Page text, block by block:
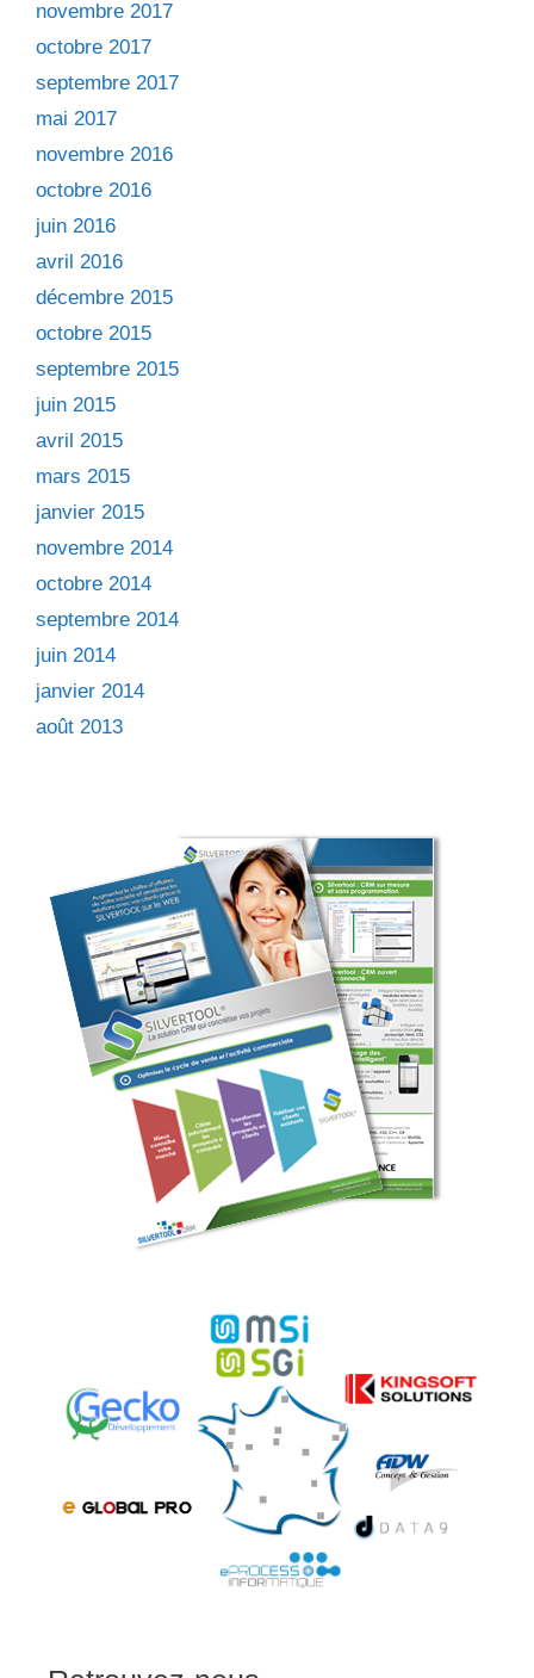
novembre 2017
octobre 2017
septembre 2017
mai 2017
novembre 2016
octobre 2016
juin 2016
avril 2016
décembre 2015
octobre 2015
septembre 2015
juin 2015
avril 2015
mars 2015
janvier 2015
novembre 2014
octobre 2014
septembre 2014
juin 2014
janvier 2014
août 2013